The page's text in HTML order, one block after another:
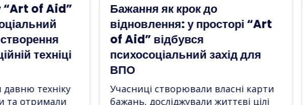
до
просторі “Art
захід для
власні карти
життєві цілі
ГО «Art of Aid» розпочала
співпрацю з Офісом
Омбудсмана у
Дніпропетровській області
У межах цього партнерства було
проведено перший спільний
психосоціальний захід.